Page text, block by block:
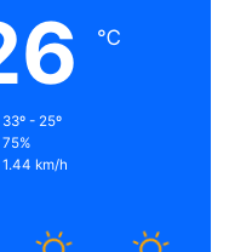
℃
33º - 25º
75%
1.44 km/h